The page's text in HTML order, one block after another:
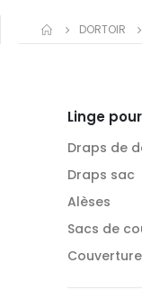
DORTOIR
Linge
Draps de
Draps sac
Alèses
Sacs de